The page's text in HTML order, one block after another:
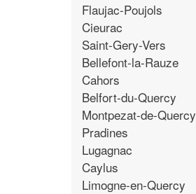
Flaujac-Poujols
Cieurac
Saint-Gery-Vers
Bellefont-la-Rauze
Cahors
Belfort-du-Quercy
Montpezat-de-Quercy
Pradines
Lugagnac
Caylus
Limogne-en-Quercy